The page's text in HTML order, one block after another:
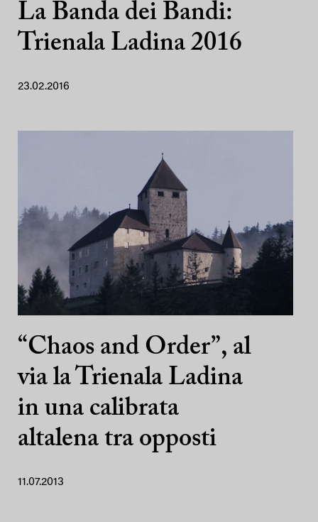
La Banda dei Bandi:
Trienala Ladina 2016
23.02.2016
“Chaos and Order”, al
via la Trienala Ladina
in una calibrata
altalena tra opposti
11.07.2013